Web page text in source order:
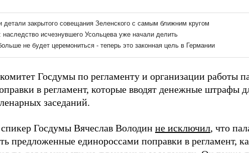
Госдумы по регламенту и организации работы
в регламент, которые вводят денежные штрафы
заседаний.
Госдумы Вячеслав Володин не исключил, что
предложенные единороссами поправки в регламент,